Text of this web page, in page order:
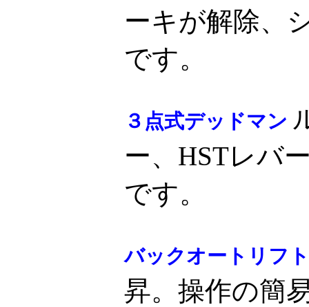
ーキが解除、
です。
３点式デッドマン
ー、HSTレバ
です。
バックオートリフ
昇。操作の簡